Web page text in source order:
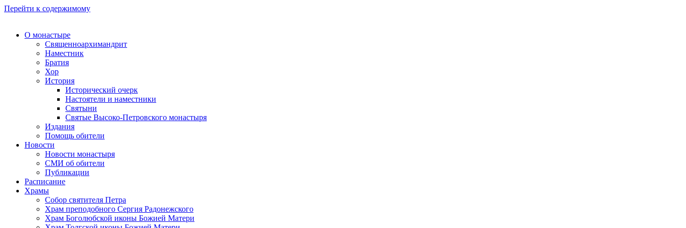
Перейти к содержимому
О монастыре
Священноархимандрит
Наместник
Братия
Хор
История
Исторический очерк
Настоятели и наместники
Святыни
Святые Высоко-Петровского монастыря
Издания
Помощь обители
Новости
Новости монастыря
СМИ об обители
Публикации
Расписание
Храмы
Собор святителя Петра
Храм преподобного Сергия Радонежского
Храм Боголюбской иконы Божией Матери